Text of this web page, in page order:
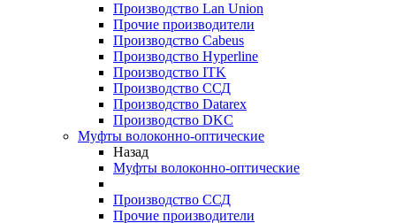
Производство Lan Union
Прочие производители
Производство Cabeus
Производство Hyperline
Производство ITK
Производство ССД
Производство Datarex
Производство DKC
Муфты волоконно-оптические
Назад
Муфты волоконно-оптические
Производство ССД
Прочие производители